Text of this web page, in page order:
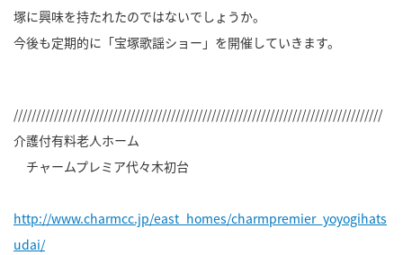
塚に興味を持たれたのではないでしょうか。
今後も定期的に「宝塚歌謡ショー」を開催していきます。
//////////////////////////////////////////////////////////////////////////////////
介護付有料老人ホーム
チャームプレミア代々木初台
http://www.charmcc.jp/east_homes/charmpremier_yoyogihats
udai/